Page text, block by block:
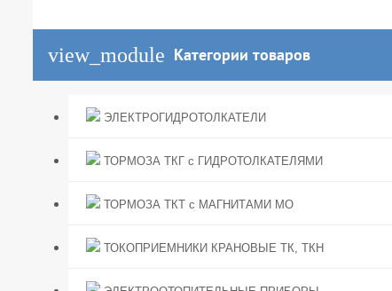
view_module Категории товаров
ЭЛЕКТРОГИДРОТОЛКАТЕЛИ
ТОРМОЗА ТКГ с ГИДРОТОЛКАТЕЛЯМИ
ТОРМОЗА ТКТ с МАГНИТАМИ МО
ТОКОПРИЕМНИКИ КРАНОВЫЕ ТК, ТКН